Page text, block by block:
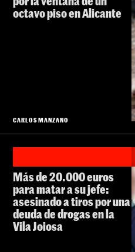
octavo piso en Alicante
CARLOS MANZANO
Más de 20.000 euros
para matar a su jefe:
asesinado a tiros por una
deuda de drogas en la
Vila Joiosa